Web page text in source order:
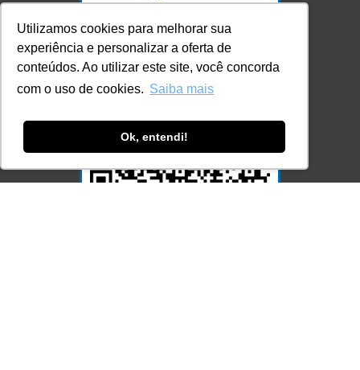
Utilizamos cookies para melhorar sua
experiência e personalizar a oferta de
conteúdos. Ao utilizar este site, você concorda
com o uso de cookies. Saiba mais
Ok, entendi!